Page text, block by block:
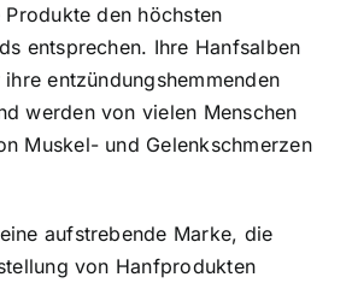
den höchsten
entsprechen. Ihre Hanfsalben
entzündungshemmenden
werden von vielen Menschen
Muskel- und Gelenkschmerzen
aufstrebende Marke, die
von Hanfprodukten